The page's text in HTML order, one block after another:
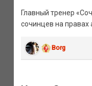
Главный тренер
сочинцев на правах
Borg